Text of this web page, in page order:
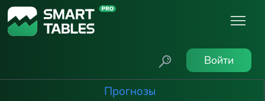
Войти
Прогнозы